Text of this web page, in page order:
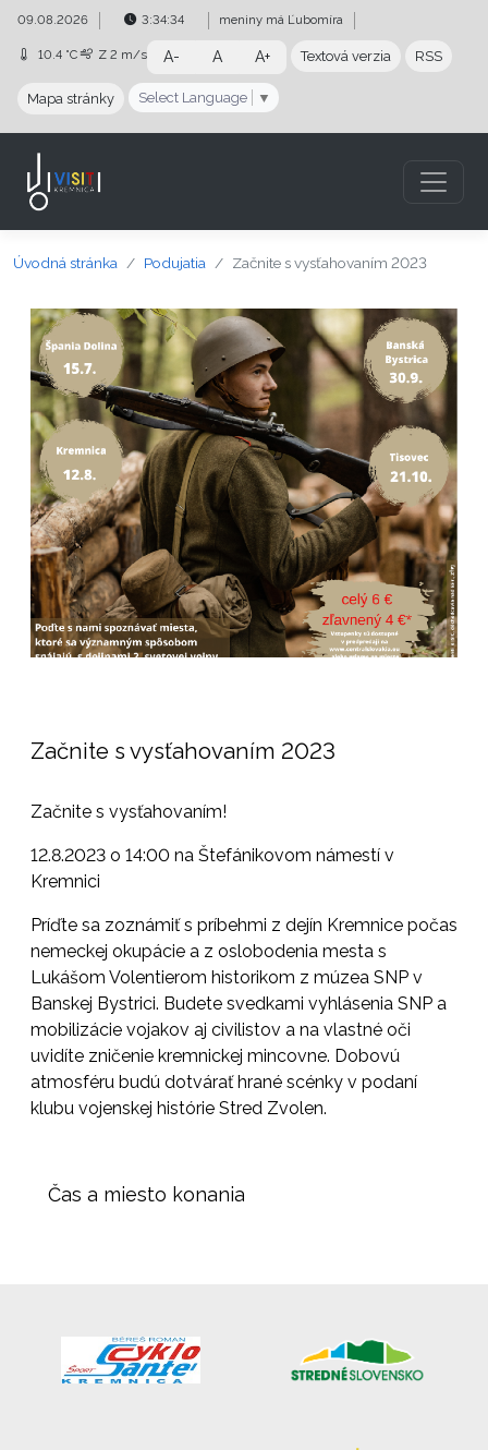
Preskočiť na obsah
Preskočiť na hlavné menu
09.08.2026 3:34:34 meniny má Ľubomíra
10.4 °C Z 2 m/s A- A A+ Textová verzia RSS
Mapa stránky Select Language ▼
Úvodná stránka Podujatia Začnite s vysťahovaním 2023
Začnite s vysťahovaním 2023
Začnite s vysťahovaním!
12.8.2023 o 14:00 na Štefánikovom námestí v
Kremnici
Príďte sa zoznámiť s príbehmi z dejín Kremnice počas
nemeckej okupácie a z oslobodenia mesta s
Lukášom Volentierom historikom z múzea SNP v
Banskej Bystrici. Budete svedkami vyhlásenia SNP a
mobilizácie vojakov aj civilistov a na vlastné oči
uvidíte zničenie kremnickej mincovne. Dobovú
atmosféru budú dotvárať hrané scénky v podaní
klubu vojenskej histórie Stred Zvolen.
Čas a miesto konania